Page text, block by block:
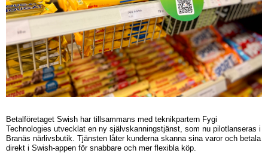
Betalföretaget Swish har tillsammans med teknikpartern Fygi
Technologies utvecklat en ny självskanningstjänst, som nu pilotlanseras i
Branäs närlivsbutik. Tjänsten låter kunderna skanna sina varor och betala
direkt i Swish-appen för snabbare och mer flexibla köp.